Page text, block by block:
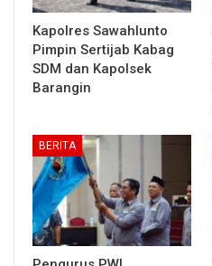
Kapolres Sawahlunto
Pimpin Sertijab Kabag
SDM dan Kapolsek
Barangin
BERITA